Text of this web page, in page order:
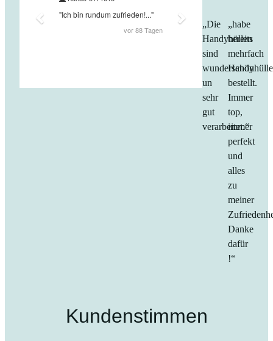
„Die
Handyhüllen
sind
wunderschön
un
sehr
gut
verarbeitet.“
„habe
bereits
mehrfach
bestellt.
Immer
top,
immer
perfekt
und
alles
zu
meiner
Danke
dafür
!“
Kundenstimmen